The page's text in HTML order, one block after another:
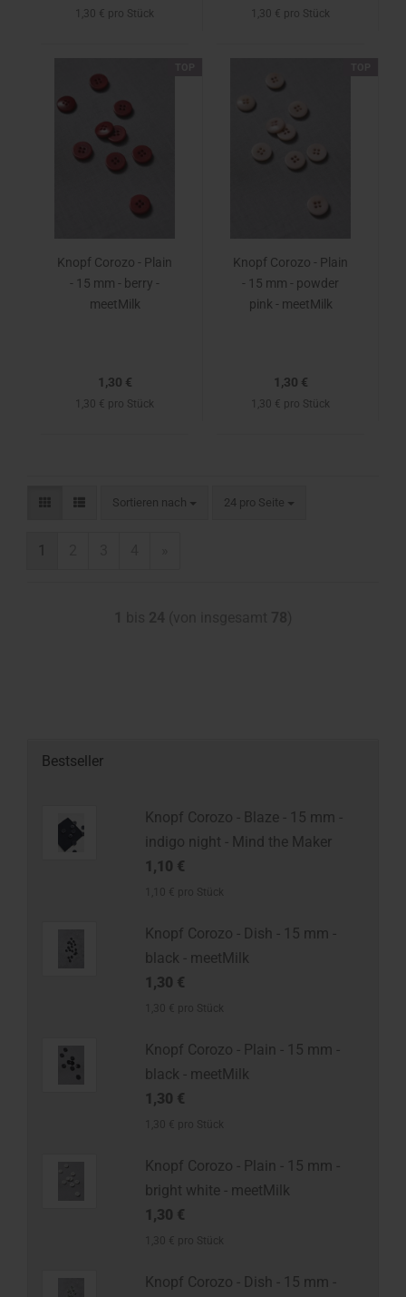
1,30 € pro Stück 1,30 € pro Stück
Knopf Corozo - Plain
- 15 mm - berry -
meetMilk
1,30 €
1,30 € pro Stück
Knopf Corozo - Plain
- 15 mm - powder
pink - meetMilk
1,30 €
1,30 € pro Stück
Sortieren nach 24 pro Seite
1
Bestseller
Knopf Corozo - Blaze - 15 mm -
indigo night - Mind the Maker
1,10 €
Knopf Corozo - Dish - 15 mm -
black - meetMilk
1,30 €
Knopf Corozo - Plain - 15 mm -
black - meetMilk
1,30 €
Knopf Corozo - Plain - 15 mm -
bright white - meetMilk
1,30 €
Knopf Corozo - Dish - 15 mm -